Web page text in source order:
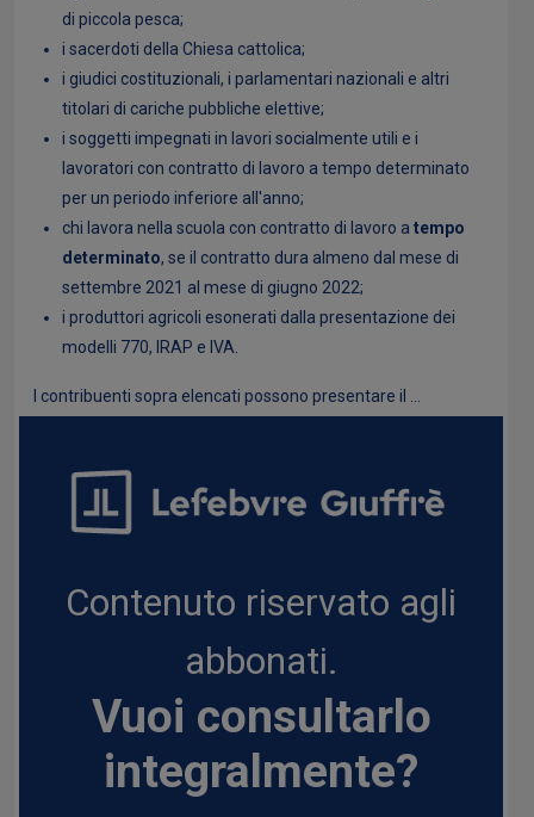
di piccola pesca;
i sacerdoti della Chiesa cattolica;
i giudici costituzionali, i parlamentari nazionali e altri
titolari di cariche pubbliche elettive;
i soggetti impegnati in lavori socialmente utili e i
lavoratori con contratto di lavoro a tempo determinato
per un periodo inferiore all'anno;
chi lavora nella scuola con contratto di lavoro a tempo
determinato, se il contratto dura almeno dal mese di
settembre 2021 al mese di giugno 2022;
i produttori agricoli esonerati dalla presentazione dei
modelli 770, IRAP e IVA.
I contribuenti sopra elencati possono presentare il ...
Contenuto riservato agli
abbonati.
Vuoi consultarlo
integralmente?